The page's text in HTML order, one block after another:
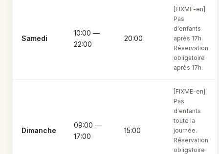
Samedi
10:00 —
22:00
20:00
[FIXME-en]
Pas
d'enfants
après 17h.
Réservation
obligatoire
après 17h.
Dimanche
09:00 —
17:00
15:00
[FIXME-en]
Pas
d'enfants
toute la
journée.
Réservation
obligatoire